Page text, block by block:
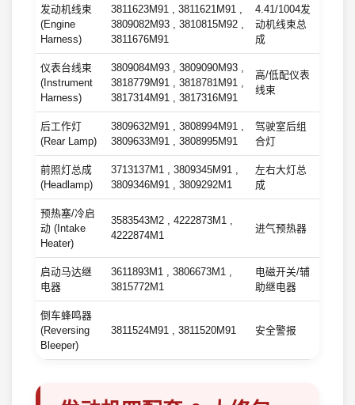
发动机线束
(Engine
Harness)
3811623M91 , 3811621M91 ,
3809082M93 , 3810815M92 ,
3811676M91
4.41/1004发
动机线束总
成
仪表台线束
(Instrument
Harness)
3809084M93 , 3809090M93 ,
3818779M91 , 3818781M91 ,
3817314M91 , 3817316M91
高/低配仪表
线束
后工作灯
(Rear Lamp)
3809632M91 , 3808994M91 ,
3809633M91 , 3808995M91
驾驶室后组
合灯
前照灯总成
(Headlamp)
3713137M1 , 3809345M91 ,
3809346M91 , 3809292M1
左右大灯总
成
预热塞/冷启
动 (Intake
Heater)
3583543M2 , 4222873M1 ,
4222874M1
进气预热器
启动马达继
电器
3611893M1 , 3806673M1 ,
3815772M1
电磁开关/辅
助继电器
倒车蜂鸣器
(Reversing
Bleeper)
3811524M91 , 3811520M91 安全警报